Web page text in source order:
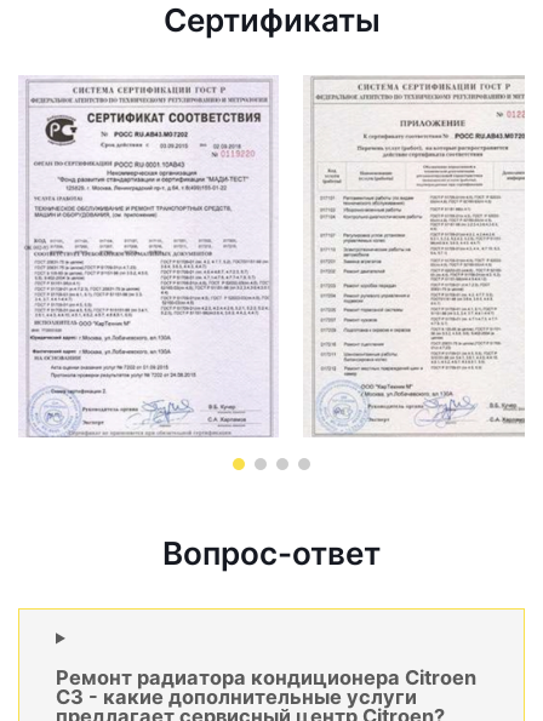
Сертификаты
Вопрос-ответ
Ремонт радиатора кондиционера Citroen
C3 - какие дополнительные услуги
предлагает сервисный центр Citroen?